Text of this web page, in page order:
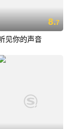
8.7
见你的声音